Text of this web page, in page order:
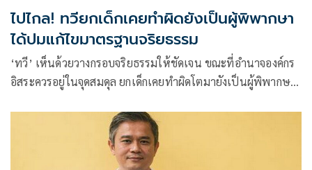
ไปไกล! ทวียกเด็กเคยทำผิดยังเป็นผู้พิพากษา
ได้ปมแก้ไขมาตรฐานจริยธรรม
‘ทวี’ เห็นด้วยวางกรอบจริยธรรมให้ชัดเจน ขณะที่อำนาจองค์กร
อิสระควรอยู่ในจุดสมดุล ยกเด็กเคยทำผิดโตมายังเป็นผู้พิพากษา